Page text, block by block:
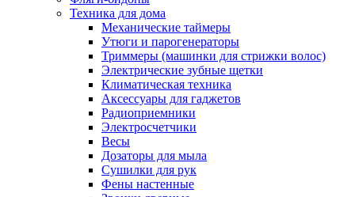
Техника для дома
Механические таймеры
Утюги и парогенераторы
Триммеры (машинки для стрижки волос)
Электрические зубные щетки
Климатическая техника
Аксессуары для гаджетов
Радиоприемники
Электросчетчики
Весы
Дозаторы для мыла
Сушилки для рук
Фены настенные